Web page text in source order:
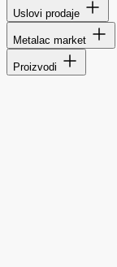
Uslovi prodaje
Metalac market
Proizvodi